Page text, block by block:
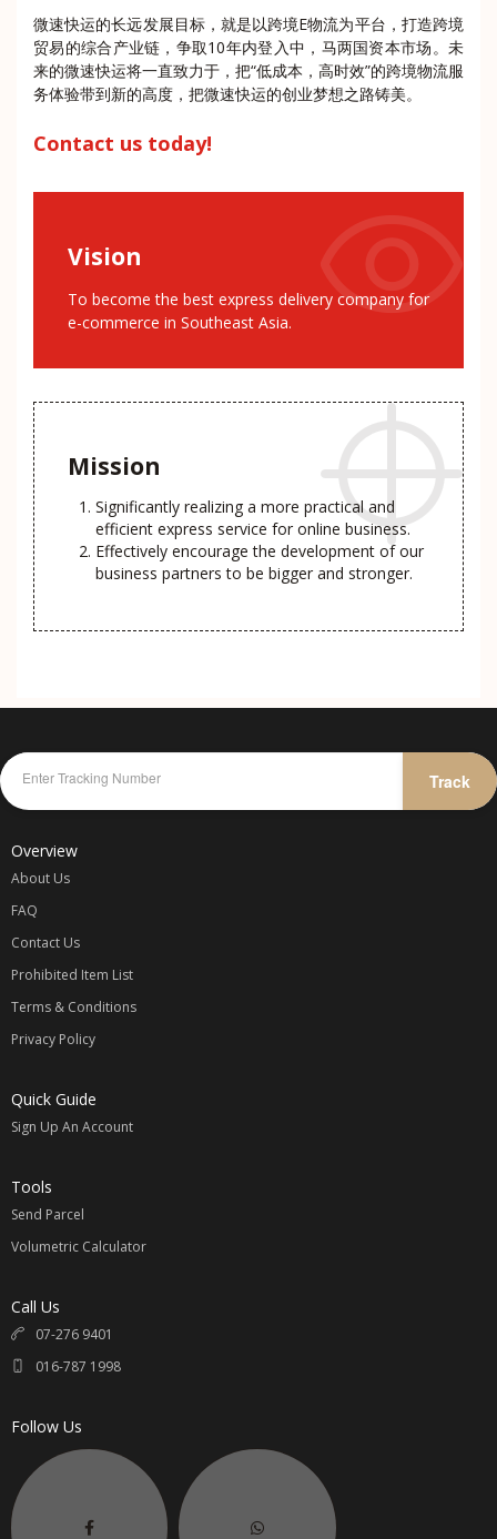
微速快运的长远发展目标，就是以跨境E物流为平台，打造跨境
贸易的综合产业链，争取10年内登入中，马两国资本市场。未
来的微速快运将一直致力于，把“低成本，高时效”的跨境物流服
务体验带到新的高度，把微速快运的创业梦想之路铸美。
Contact us today!
Vision
To become the best express delivery company for
e-commerce in Southeast Asia.
Mission
Significantly realizing a more practical and
efficient express service for online business.
Effectively encourage the development of our
business partners to be bigger and stronger.
Track
Overview
About Us
FAQ
Contact Us
Prohibited Item List
Terms & Conditions
Privacy Policy
Quick Guide
Sign Up An Account
Tools
Send Parcel
Volumetric Calculator
Call Us
07-276 9401
016-787 1998
Follow Us